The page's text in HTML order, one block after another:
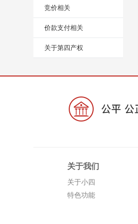
竞价相关
价款支付相关
关于第四产权
关于我们
关于小四
特色功能